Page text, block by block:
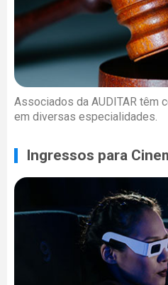
Associados da AUDITAR têm
em diversas especialidades.
Ingressos para